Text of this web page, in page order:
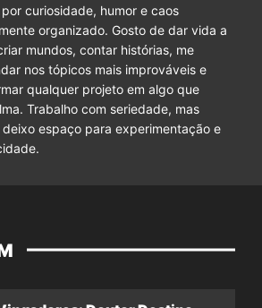
curiosidade, humor e caos
organizado. Gosto de dar vida a
mundos, contar histórias, me
nos tópicos mais improváveis e
qualquer projeto em algo que
Trabalho com seriedade, mas
deixo espaço para experimentação e